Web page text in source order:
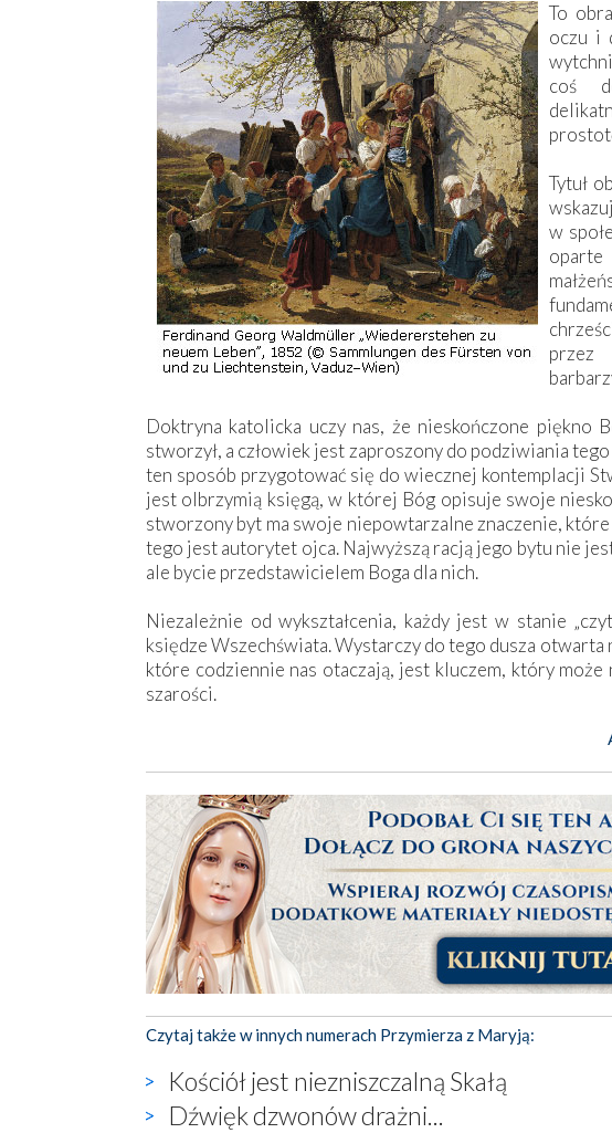
To
oczu i
coś
Tytuł
w
przez
Doktryna katolicka uczy nas, że nieskończone piękno
stworzył, a człowiek jest zaproszony do podziwiania
ten sposób przygotować się do wiecznej kontemplacji
jest olbrzymią księgą, w której Bóg opisuje swoje
stworzony byt ma swoje niepowtarzalne znaczenie, które
tego jest autorytet ojca. Najwyższą racją jego bytu nie
ale bycie przedstawicielem Boga dla nich.
Niezależnie od wykształcenia, każdy jest w stanie
księdze Wszechświata. Wystarczy do tego dusza otwarta
które codziennie nas otaczają, jest kluczem, który może
szarości.
Czytaj także w innych numerach Przymierza z Maryją:
Kościół jest niezniszczalną Skałą
Dźwięk dzwonów drażni...